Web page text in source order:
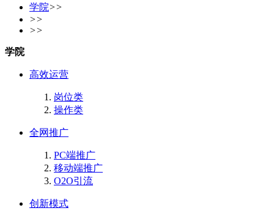
学院>>
>>
>>
学院
高效运营
岗位类
操作类
全网推广
PC端推广
移动端推广
O2O引流
创新模式